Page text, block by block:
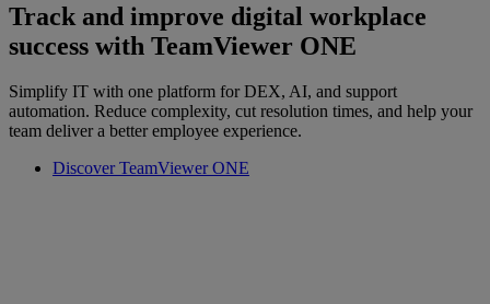
Track and improve digital workplace
success with TeamViewer ONE
Simplify IT with one platform for DEX, AI, and support
automation. Reduce complexity, cut resolution times, and help your
team deliver a better employee experience.
Discover TeamViewer ONE